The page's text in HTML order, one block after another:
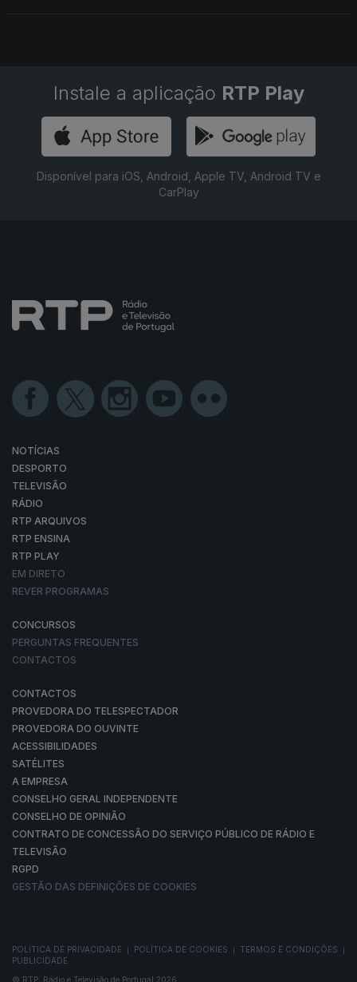
Instale a aplicação RTP Play
Disponível para iOS, Android, Apple TV, Android TV e
CarPlay
NOTÍCIAS
DESPORTO
TELEVISÃO
RÁDIO
RTP ARQUIVOS
RTP ENSINA
RTP PLAY
EM DIRETO
REVER PROGRAMAS
CONCURSOS
PERGUNTAS FREQUENTES
CONTACTOS
CONTACTOS
PROVEDORA DO TELESPECTADOR
PROVEDORA DO OUVINTE
ACESSIBILIDADES
SATÉLITES
A EMPRESA
CONSELHO GERAL INDEPENDENTE
CONSELHO DE OPINIÃO
CONTRATO DE CONCESSÃO DO SERVIÇO PÚBLICO DE RÁDIO E
TELEVISÃO
RGPD
GESTÃO DAS DEFINIÇÕES DE COOKIES
POLÍTICA DE PRIVACIDADE POLÍTICA DE COOKIES TERMOS E CONDIÇÕES
PUBLICIDADE
© RTP, Rádio e Televisão de Portugal 2026